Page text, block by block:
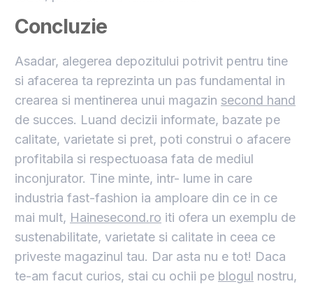
Concluzie
Asadar, alegerea depozitului potrivit pentru tine
si afacerea ta reprezinta un pas fundamental in
crearea si mentinerea unui magazin second hand
de succes. Luand decizii informate, bazate pe
calitate, varietate si pret, poti construi o afacere
profitabila si respectuoasa fata de mediul
inconjurator. Tine minte, intr- lume in care
industria fast-fashion ia amploare din ce in ce
mai mult, Hainesecond.ro iti ofera un exemplu de
sustenabilitate, varietate si calitate in ceea ce
priveste magazinul tau. Dar asta nu e tot! Daca
te-am facut curios, stai cu ochii pe blogul nostru,